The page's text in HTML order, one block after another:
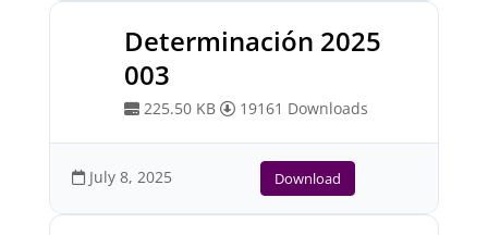
Determinación 2025
003
225.50 KB 19161 Downloads
July 8, 2025 Download